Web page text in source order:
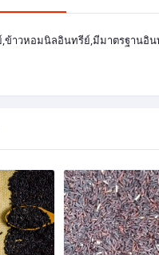
ข้าวหอมนิลอินทรีย์,มีมาตรฐานอิ